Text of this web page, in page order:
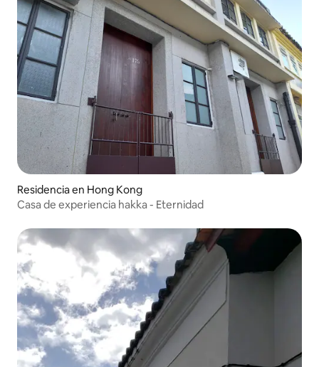
Residencia en Hong Kong
Casa de experiencia hakka - Eternidad